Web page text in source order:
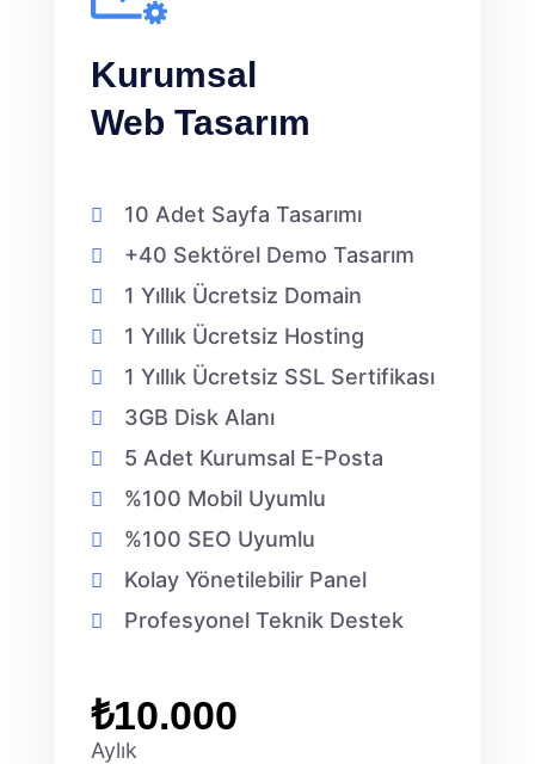
Kurumsal
Web Tasarım
10 Adet Sayfa Tasarımı
+40 Sektörel Demo Tasarım
1 Yıllık Ücretsiz Domain
1 Yıllık Ücretsiz Hosting
1 Yıllık Ücretsiz SSL Sertifikası
3GB Disk Alanı
5 Adet Kurumsal E-Posta
%100 Mobil Uyumlu
%100 SEO Uyumlu
Kolay Yönetilebilir Panel
Profesyonel Teknik Destek
₺10.000
Aylık